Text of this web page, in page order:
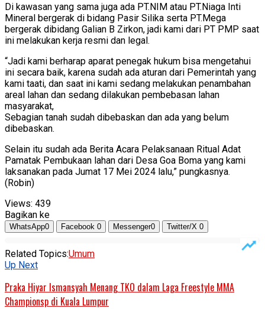
Di kawasan yang sama juga ada PT.NIM atau PT.Niaga Inti
Mineral bergerak di bidang Pasir Silika serta PT.Mega
bergerak dibidang Galian B Zirkon, jadi kami dari PT PMP saat
ini melakukan kerja resmi dan legal.
“Jadi kami berharap aparat penegak hukum bisa mengetahui
ini secara baik, karena sudah ada aturan dari Pemerintah yang
kami taati, dan saat ini kami sedang melakukan penambahan
areal lahan dan sedang dilakukan pembebasan lahan
masyarakat,
Sebagian tanah sudah dibebaskan dan ada yang belum
dibebaskan.
Selain itu sudah ada Berita Acara Pelaksanaan Ritual Adat
Pamatak Pembukaan lahan dari Desa Goa Boma yang kami
laksanakan pada Jumat 17 Mei 2024 lalu,” pungkasnya.
(Robin)
Views: 439
Bagikan ke
WhatsApp0 Facebook 0 Messenger0 Twitter/X 0
Related Topics:Umum
Up Next
Praka Hiyar Ismansyah Menang TKO dalam Laga Freestyle MMA
Championsp di Kuala Lumpur